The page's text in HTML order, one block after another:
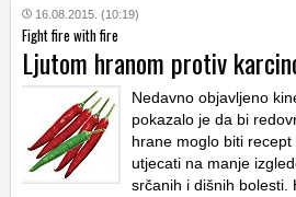
16.08.2015. (10:19)
Fight fire with fire
Ljutom hranom protiv
Nedavno objavljeno
pokazalo je da bi
hrane moglo biti
utjecati na manje
srčanih i dišnih bolesti.